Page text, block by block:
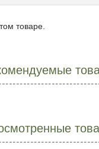
товаре.